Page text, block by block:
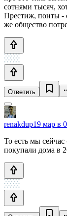
сотнями тысяч,
Престиж, понты -
же общество
Ответить
renakdup19 мар в
То есть мы
покупали дома в